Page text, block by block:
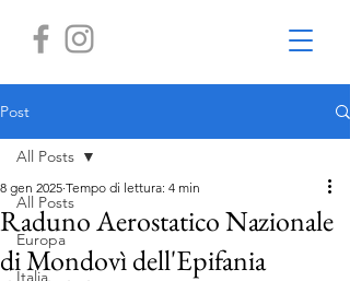
Post
All Posts
Europa
Italia
All Posts
Raduno Aerostatico Nazionale
di Mondovì dell'Epifania
8 gen 2025 Tempo di lettura: 4 min